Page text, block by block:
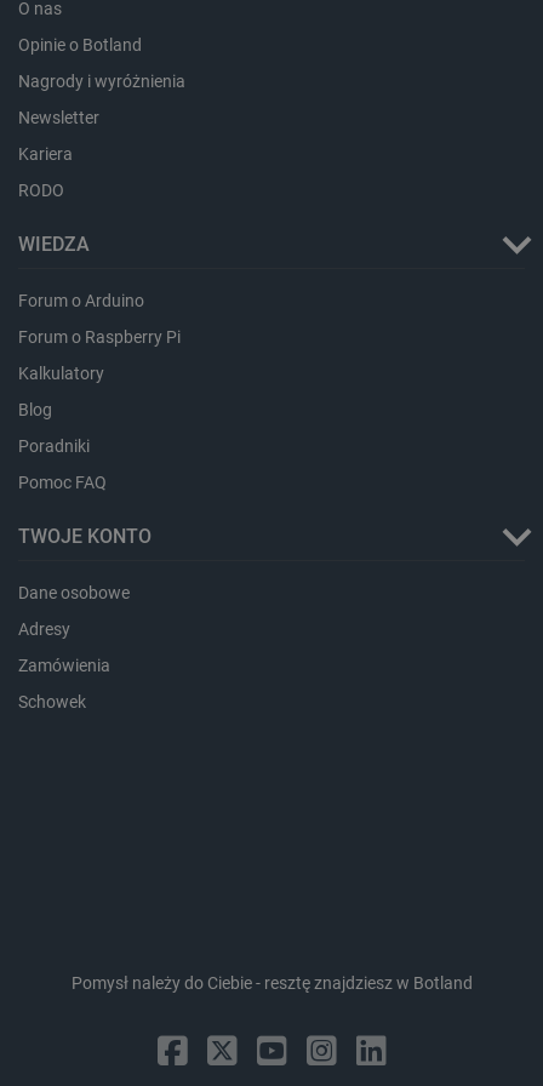
O nas
Opinie o Botland
Nagrody i wyróżnienia
Newsletter
Kariera
RODO
WIEDZA
Forum o Arduino
Forum o Raspberry Pi
Kalkulatory
Blog
Poradniki
Pomoc FAQ
TWOJE KONTO
Dane osobowe
Adresy
Zamówienia
Schowek
Pomysł należy do Ciebie - resztę znajdziesz w Botland
critData